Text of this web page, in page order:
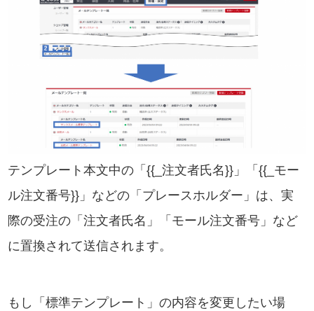
テンプレート本文中の「{{_注文者氏名}}」「{{_モー
ル注文番号}}」などの「プレースホルダー」は、実
際の受注の「注文者氏名」「モール注文番号」など
に置換されて送信されます。
もし「標準テンプレート」の内容を変更したい場